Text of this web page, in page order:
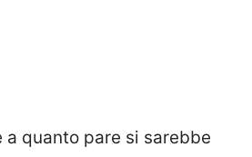
quanto pare si sarebbe